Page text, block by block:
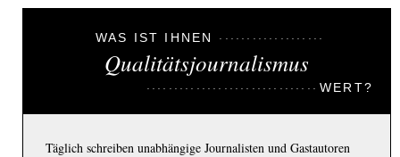
WAS IST IHNEN
Qualitätsjournalismus
WERT?
Täglich schreiben unabhängige Journalisten und Gastautoren